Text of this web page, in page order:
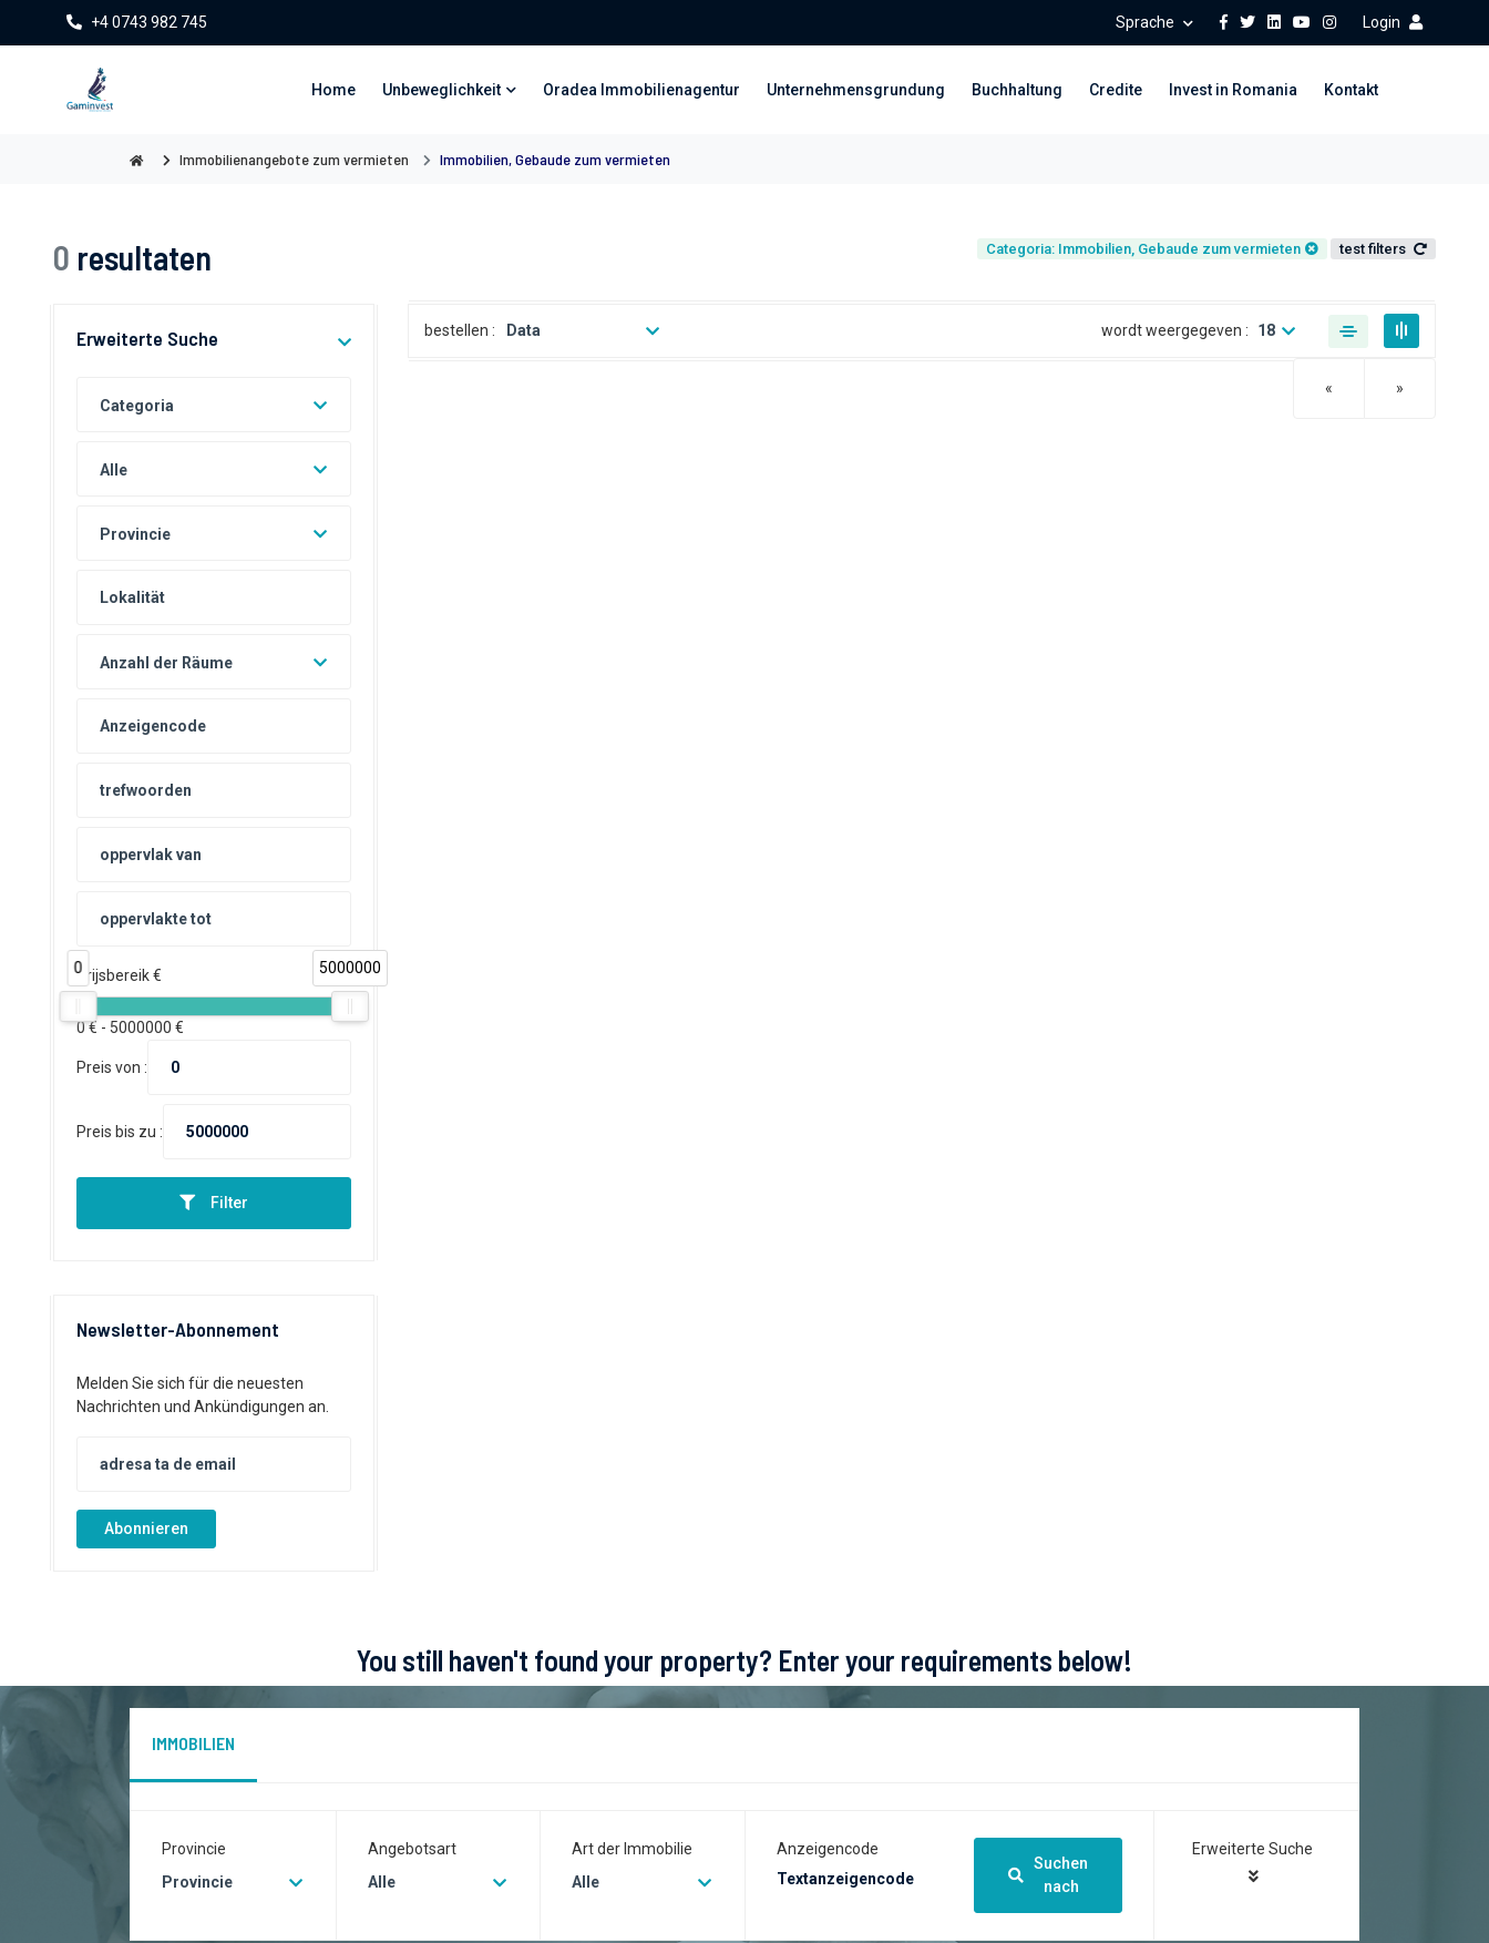
+4 0743 982 745 Sprache Login
Home Unbeweglichkeit Oradea Immobilienagentur Unternehmensgrundung Buchhaltung Credite Invest in Romania Kontakt
Immobilienangebote zum vermieten Immobilien, Gebaude zum vermieten
0 resultaten Categoria: Immobilien, Gebaude zum vermieten test filters
Erweiterte Suche
Categoria
Alle
Provincie
Anzahl der Räume
Prijsbereik €
0 5000000
0€ - 5000000 €
Preis von :
Preis bis zu :
Filter
Newsletter-Abonnement
Melden Sie sich für die neuesten
Nachrichten und Ankündigungen an.
Abonnieren
bestellen : Data wordt weergegeven : 18
« »
You still haven't found your property? Enter your requirements below!
IMMOBILIEN
Provincie
Provincie
Angebotsart
Alle
Art der Immobilie
Alle
Anzeigencode
Suchen
nach
Erweiterte Suche